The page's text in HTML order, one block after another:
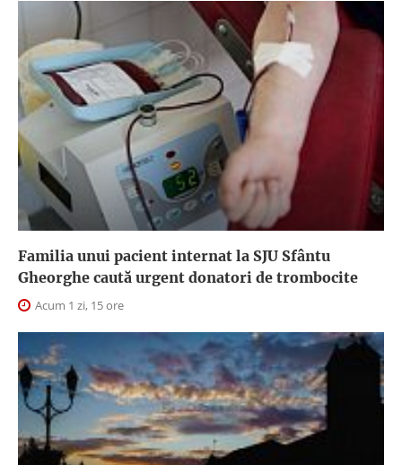
Familia unui pacient internat la SJU Sfântu
Gheorghe caută urgent donatori de trombocite
Acum 1 zi, 15 ore